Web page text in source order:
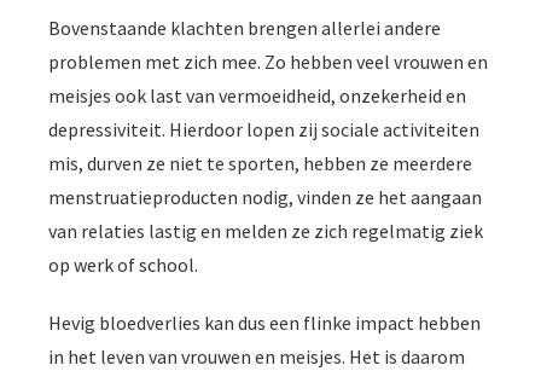
Bovenstaande klachten brengen allerlei andere
problemen met zich mee. Zo hebben veel vrouwen en
meisjes ook last van vermoeidheid, onzekerheid en
depressiviteit. Hierdoor lopen zij sociale activiteiten
mis, durven ze niet te sporten, hebben ze meerdere
menstruatieproducten nodig, vinden ze het aangaan
van relaties lastig en melden ze zich regelmatig ziek
op werk of school.
Hevig bloedverlies kan dus een flinke impact hebben
in het leven van vrouwen en meisjes. Het is daarom